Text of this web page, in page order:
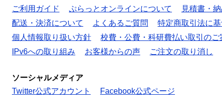
ご利用ガイド
ぷらっとオンラインについて
見積書・
配送・決済について
よくあるご質問
特定商取引法に
個人情報取り扱い方針
校費・公費・科研費払い取引のご
IPv6への取り組み
お客様からの声 ご注文の取り消し
ソーシャルメディア
Twitter公式アカウント
Facebook公式ページ